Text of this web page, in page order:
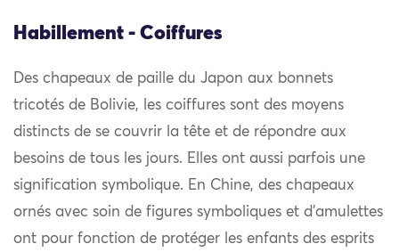
Habillement - Coiffures
Des chapeaux de paille du Japon aux bonnets
tricotés de Bolivie, les coiffures sont des moyens
distincts de se couvrir la tête et de répondre aux
besoins de tous les jours. Elles ont aussi parfois une
signification symbolique. En Chine, des chapeaux
ornés avec soin de figures symboliques et d’amulettes
ont pour fonction de protéger les enfants des esprits